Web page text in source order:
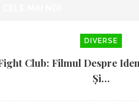
DIVERSE
Club: Filmul Despre
Și…